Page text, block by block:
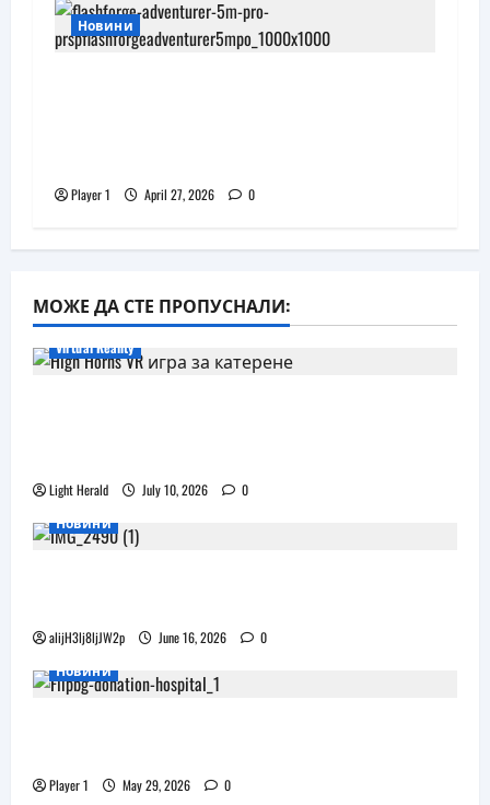
Новини
Player 1 April 27, 2026 0
МОЖЕ ДА СТЕ ПРОПУСНАЛИ:
Virtual Reality
Light Herald July 10, 2026
0
Новини
alijH3lj8ljJW2p June 16, 2026
0
Новини
Player 1 May 29, 2026 0